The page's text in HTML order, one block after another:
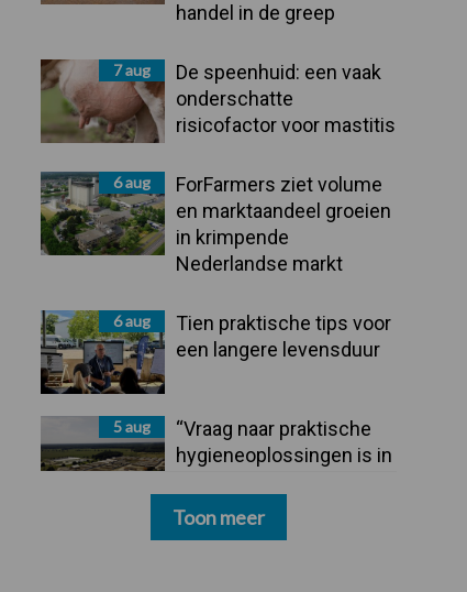
handel in de greep
7 aug
De speenhuid: een vaak
onderschatte
risicofactor voor mastitis
6 aug
ForFarmers ziet volume
en marktaandeel groeien
in krimpende
Nederlandse markt
6 aug
Tien praktische tips voor
een langere levensduur
5 aug
“Vraag naar praktische
hygieneoplossingen is in
Toon meer